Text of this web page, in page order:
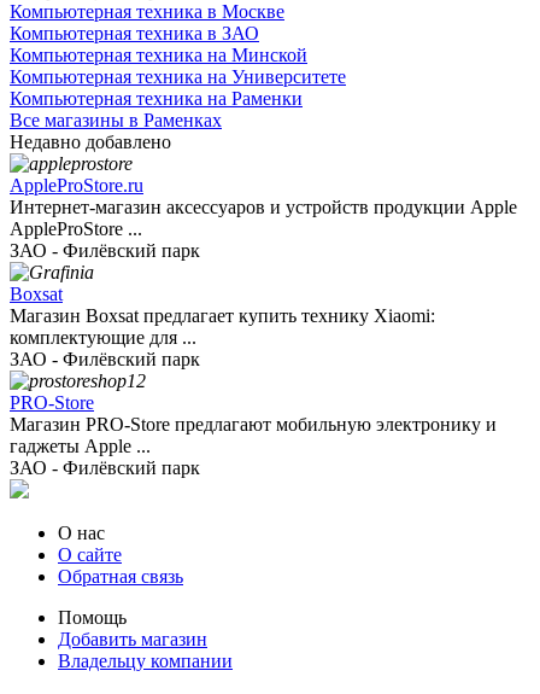
Компьютерная техника в Москве
Компьютерная техника в ЗАО
Компьютерная техника на Минской
Компьютерная техника на Университете
Компьютерная техника на Раменки
Все магазины в Раменках
Недавно добавлено
AppleProStore.ru
Интернет-магазин аксессуаров и устройств продукции Apple
AppleProStore ...
ЗАО - Филёвский парк
Boxsat
Магазин Boxsat предлагает купить технику Xiaomi:
комплектующие для ...
ЗАО - Филёвский парк
PRO-Store
Магазин PRO-Store предлагают мобильную электронику и
гаджеты Apple ...
ЗАО - Филёвский парк
О нас
О сайте
Обратная связь
Помощь
Добавить магазин
Владельцу компании